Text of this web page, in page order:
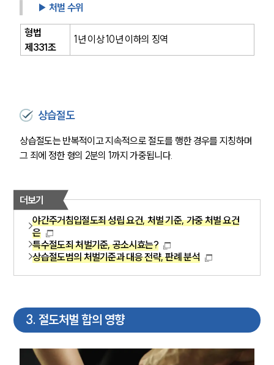
▶ 처벌 수위
형법
제331조
1년 이상 10년 이하의 징역
상습절도
상습절도는 반복적이고 지속적으로 절도를 행한 경우를 지칭하며
그 죄에 정한 형의 2분의 1까지 가중됩니다.
더보기
야간주거침입절도죄 성립 요건, 처벌 기준, 가중 처벌 요건
은
특수절도죄 처벌기준, 공소시효는?
상습절도범의 처벌기준과 대응 전략, 판례 분석
3. 절도처벌 합의 영향